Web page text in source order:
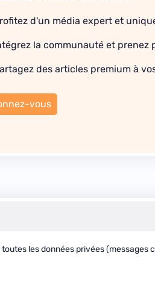
d'un média expert et
la communauté et prenez
des articles premium à
vous
les données privées (messages